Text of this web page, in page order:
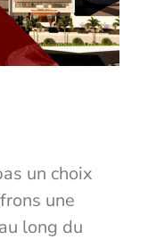
un choix
une
long du